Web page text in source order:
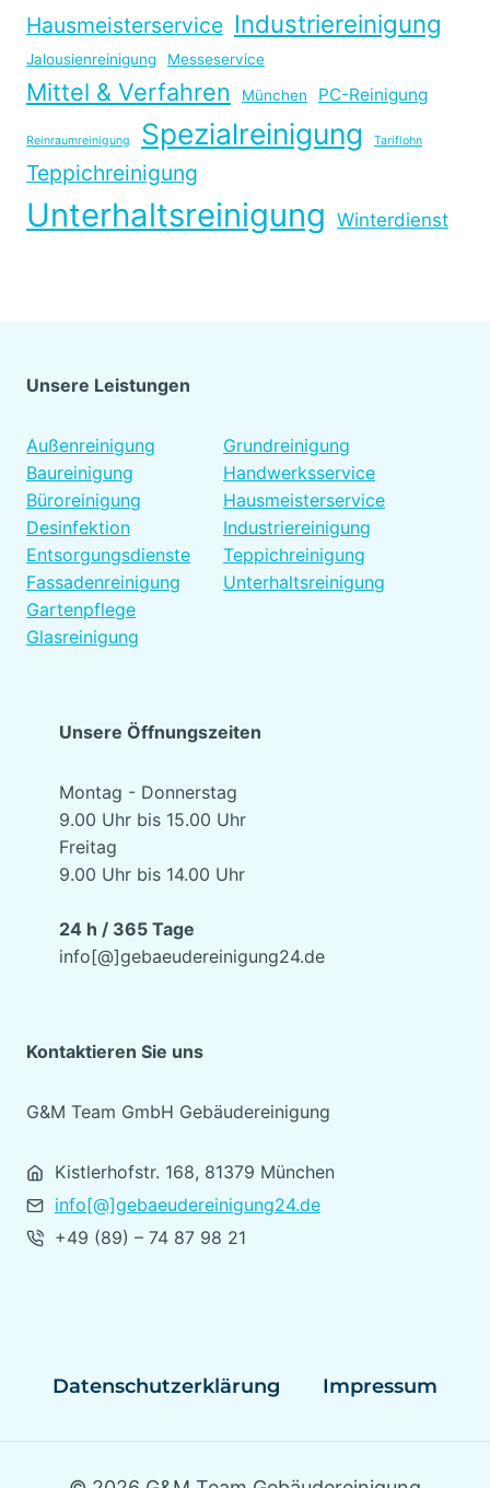
Hausmeisterservice Industriereinigung
Jalousienreinigung Messeservice
Mittel & Verfahren München PC-Reinigung
Reinraumreinigung Spezialreinigung Tariflohn
Teppichreinigung
Unterhaltsreinigung Winterdienst
Unsere Leistungen
Außenreinigung
Baureinigung
Büroreinigung
Desinfektion
Entsorgungsdienste
Fassadenreinigung
Gartenpflege
Glasreinigung
Grundreinigung
Handwerksservice
Hausmeisterservice
Industriereinigung
Teppichreinigung
Unterhaltsreinigung
Unsere Öffnungszeiten
Montag - Donnerstag
9.00 Uhr bis 15.00 Uhr
Freitag
9.00 Uhr bis 14.00 Uhr
24 h / 365 Tage
info[@]gebaeudereinigung24.de
Kontaktieren Sie uns
G&M Team GmbH Gebäudereinigung
Kistlerhofstr. 168, 81379 München
info[@]gebaeudereinigung24.de
+49 (89) – 74 87 98 21
Datenschutzerklärung Impressum